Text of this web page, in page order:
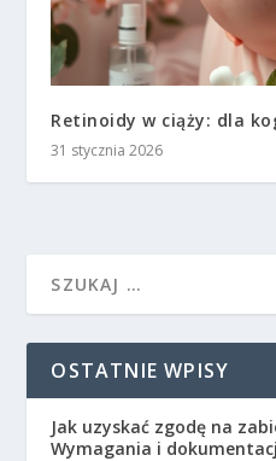
Retinoidy w ciąży: dla
31 stycznia 2026
OSTATNIE WPISY
Jak uzyskać zgodę na
Wymagania i